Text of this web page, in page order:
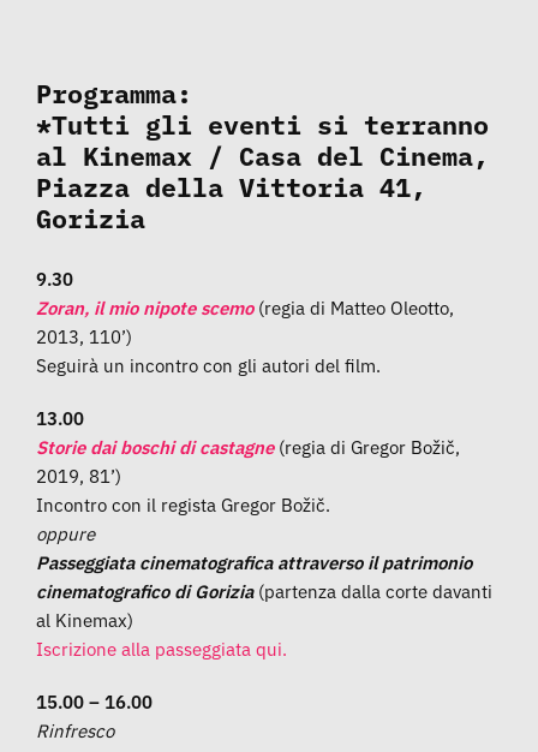
Programma:
*Tutti gli eventi si terranno
al Kinemax / Casa del Cinema,
Piazza della Vittoria 41,
Gorizia
9.30
Zoran, il mio nipote scemo(regia di Matteo Oleotto,
2013, 110’)
Seguirà un incontro con gli autori del film.
13.00
Storie dai boschi di castagne(regia di Gregor Božič,
2019, 81’)
Incontro con il regista Gregor Božič.
oppure
Passeggiata cinematografica attraverso il patrimonio
cinematografico di Gorizia(partenza dalla corte davanti
al Kinemax)
Iscrizione alla passeggiata qui.
15.00 – 16.00
Rinfresco